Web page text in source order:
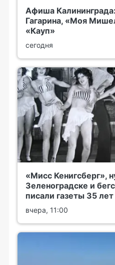
Афиша
Гагарина, «Моя
«Кауп»
сегодня
«Мисс Кенигсберг»,
Зеленоградске и
писали газеты 35 лет
вчера, 11:00